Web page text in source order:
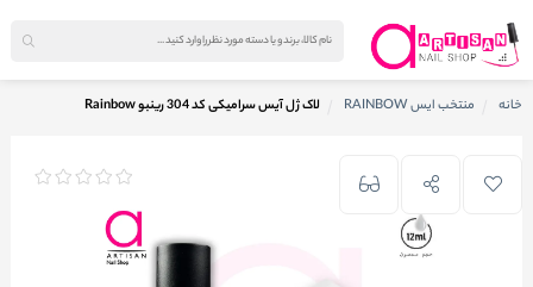
خانه منتخب ایس RAINBOW لاک ژل آیس سرامیکی کد 304 رینبو Rainbow